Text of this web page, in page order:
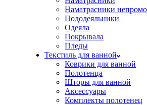
Наматрасники
Пододеяльники
Одеяла
Покрывала
Пледы
Текстиль для ванной
Коврики для ванной
Полотенца
Шторы для ванной
Аксессуары
Комплекты полотенец